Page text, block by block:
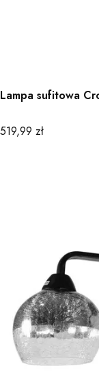
Lampa sufitowa
Cena
519,99 zł